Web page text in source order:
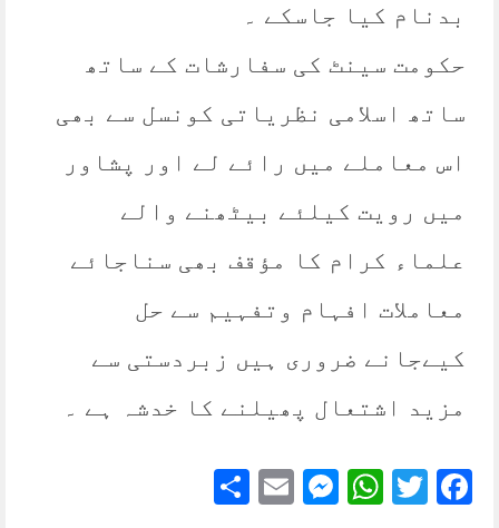
بدنام کیا جاسکے ۔
حکومت سینٹ کی سفارشات کے ساتھ
ساتھ اسلامی نظریاتی کونسل سے بھی
اس معاملے میں رائے لے اور پشاور
میں رویت کیلئے بیٹھنے والے
علماء کرام کا مؤقف بھی سناجائے
معاملات افہام وتفہیم سے حل
کیےجانے ضروری ہیں زبردستی سے
مزید اشتعال پھیلنے کا خدشہ ہے ۔
Facebook
Twitter
WhatsApp
Messenger
Email